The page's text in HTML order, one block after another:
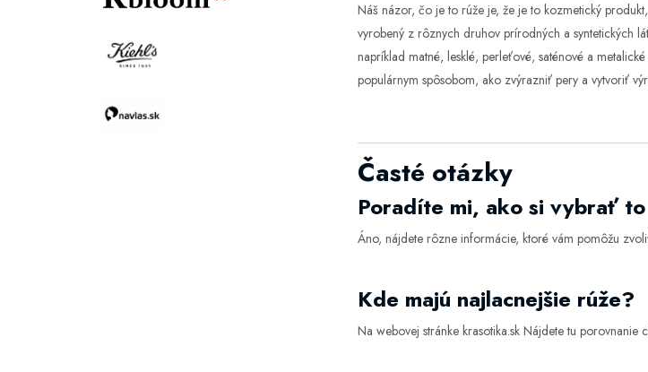
Náš názor, čo je to rúže je, že je to kozmetický
vyrobený z rôznych druhov prírodných a syntetických
napríklad matné, lesklé, perleťové, saténové a
populárnym spôsobom, ako zvýrazniť pery a vytvoriť
Časté otázky
Poradíte mi, ako si vybrať
Áno, nájdete rôzne informácie, ktoré vám pomôžu
Kde majú najlacnejšie rúže?
Na webovej stránke krasotika.sk Nájdete tu porovnanie